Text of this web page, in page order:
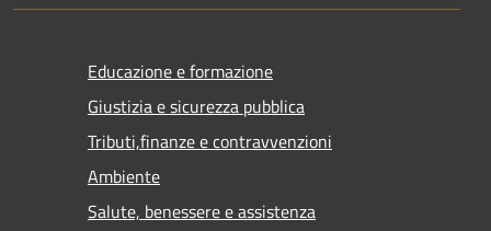
Educazione e formazione
Giustizia e sicurezza pubblica
Tributi,finanze e contravvenzioni
Ambiente
Salute, benessere e assistenza